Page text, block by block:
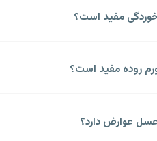
مفید است؟
روده مفید است؟
عوارض دارد؟